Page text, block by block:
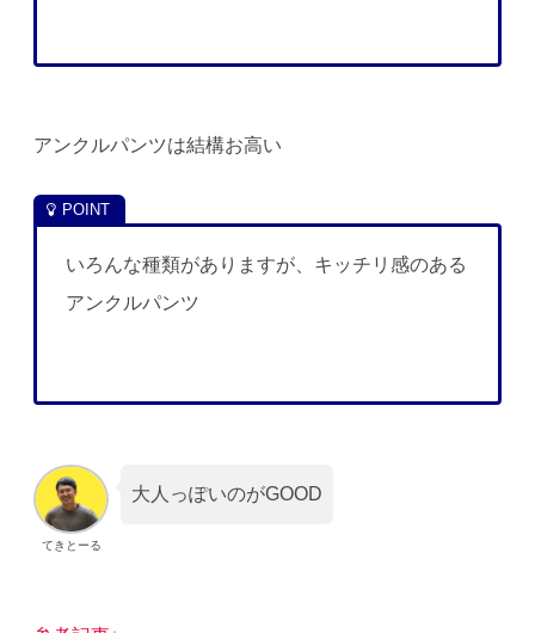
アンクルパンツは結構お高い
いろんな種類がありますが、キッチリ感のある
アンクルパンツ
てきとーる
大人っぽいのがGOOD